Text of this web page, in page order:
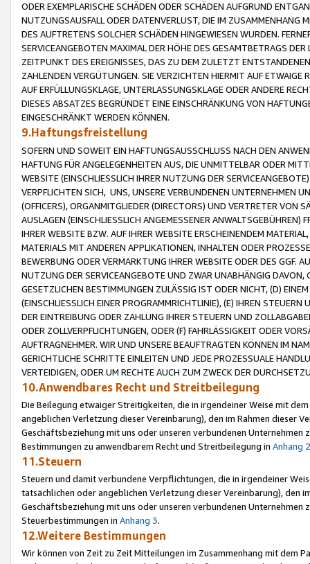
ODER EXEMPLARISCHE SCHÄDEN ODER SCHÄDEN AUFGRUND
NUTZUNGSAUSFALL ODER DATENVERLUST, DIE IM ZUSAMMENHANG
DES AUFTRETENS SOLCHER SCHÄDEN HINGEWIESEN WURDEN.
SERVICEANGEBOTEN MAXIMAL DER HÖHE DES GESAMTBETRAGS
ZEITPUNKT DES EREIGNISSES, DAS ZU DEM ZULETZT
ZAHLENDEN VERGÜTUNGEN. SIE VERZICHTEN HIERMIT AUF
AUF ERFÜLLUNGSKLAGE, UNTERLASSUNGSKLAGE ODER ANDERE
DIESES ABSATZES BEGRÜNDET EINE EINSCHRÄNKUNG VON
EINGESCHRÄNKT WERDEN KÖNNEN.
9.Haftungsfreistellung
SOFERN UND SOWEIT EIN HAFTUNGSAUSSCHLUSS NACH DEN
HAFTUNG FÜR ANGELEGENHEITEN AUS, DIE UNMITTELBAR ODER
WEBSITE (EINSCHLIESSLICH IHRER NUTZUNG DER
VERPFLICHTEN SICH, UNS, UNSERE VERBUNDENEN UNTERNEHMEN
(OFFICERS), ORGANMITGLIEDER (DIRECTORS) UND VERTRETER VON
AUSLAGEN (EINSCHLIESSLICH ANGEMESSENER
IHRER WEBSITE BZW. AUF IHRER WEBSITE ERSCHEINENDEM
MATERIALS MIT ANDEREN APPLIKATIONEN, INHALTEN ODER
BEWERBUNG ODER VERMARKTUNG IHRER WEBSITE ODER DES GGF.
NUTZUNG DER SERVICEANGEBOTE UND ZWAR UNABHÄNGIG
GESETZLICHEN BESTIMMUNGEN ZULÄSSIG IST ODER NICHT, (D)
(EINSCHLIESSLICH EINER PROGRAMMRICHTLINIE), (E) IHREN
DER EINTREIBUNG ODER ZAHLUNG IHRER STEUERN UND
ODER ZOLLVERPFLICHTUNGEN, ODER (F) FAHRLÄSSIGKEIT ODER
AUFTRAGNEHMER. WIR UND UNSERE BEAUFTRAGTEN KÖNNEN IM
GERICHTLICHE SCHRITTE EINLEITEN UND JEDE PROZESSUALE
VERTEIDIGEN, ODER UM RECHTE AUCH ZUM ZWECK DER
10.Anwendbares Recht und Streitbeilegung
Die Beilegung etwaiger Streitigkeiten, die in irgendeiner Weise mit
angeblichen Verletzung dieser Vereinbarung), den im Rahmen dieser
Geschäftsbeziehung mit uns oder unseren verbundenen
Bestimmungen zu anwendbarem Recht und Streitbeilegung in Anhang 2
11.Steuern
Steuern und damit verbundene Verpflichtungen, die in irgendeiner
tatsächlichen oder angeblichen Verletzung dieser Vereinbarung), den
Geschäftsbeziehung mit uns oder unseren verbundenen
Steuerbestimmungen in Anhang 3.
12.Weitere Bestimmungen
Wir können von Zeit zu Zeit Mitteilungen im Zusammenhang mit dem